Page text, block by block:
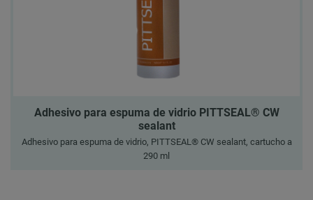
Adhesivo para espuma de vidrio PITTSEAL® CW
sealant
Adhesivo para espuma de vidrio, PITTSEAL® CW sealant, cartucho a
290 ml